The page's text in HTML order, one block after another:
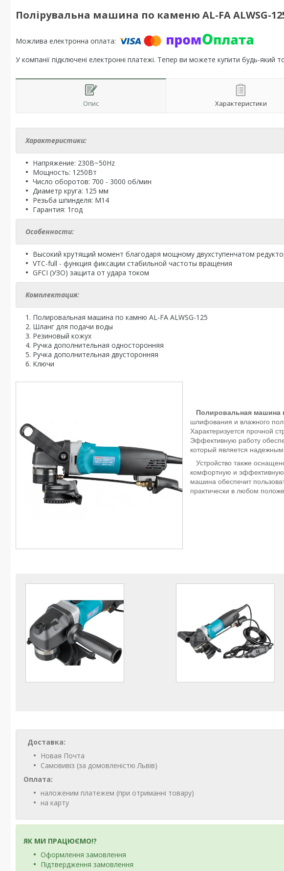
Полірувальна машина по каменю AL-FA ALWSG-
У компанії підключені електронні платежі. Тепер ви можете купити будь-який
Опис Характеристики
Характеристики:
Напряжение: 230В~50Hz
Мощность: 1250Вт
Число оборотов: 700 - 3000 об/мин
Диаметр круга: 125 мм
Резьба шпинделя: М14
Гарантия: 1год
Особенности:
Высокий крутящий момент благодаря мощному двухступенчатом
VTC-full - функция фиксации стабильной частоты вращения
GFCI (УЗО) защита от удара током
Комплектация:
Полировальная машина по камню AL-FA ALWSG-125
Шланг для подачи воды
Резиновый кожух
Ручка дополнительная односторонняя
Ручка дополнительная двусторонняя
Ключи
Полировальная машина
шлифования и влажного
Характеризуется прочной
Эффективную работу
который является
Устройство также
комфортную и эффективную
машина обеспечит
практически в любом
Доставка:
Новая Почта
Самовивіз (за домовленістю Львів)
Оплата:
наложеним платежем (при отриманні товару)
на карту
ЯК МИ ПРАЦЮЄМО!?
Оформлення замовлення
Підтвердження замовлення